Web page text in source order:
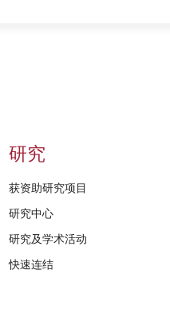
研究
获资助研究项目
研究中心
研究及学术活动
快速连结